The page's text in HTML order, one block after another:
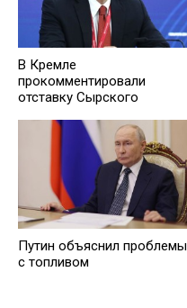
В Кремле
прокомментировали
отставку Сырского
Путин объяснил проблемы
с топливом